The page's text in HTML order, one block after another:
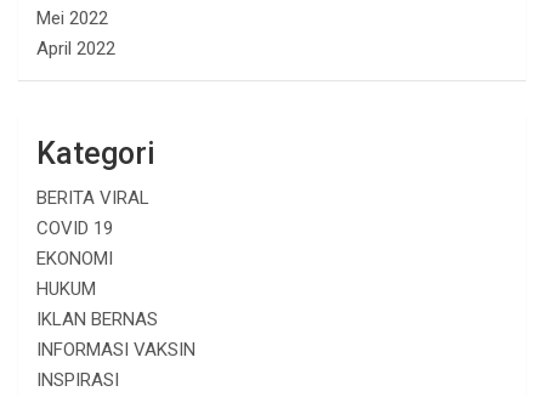
Mei 2022
April 2022
Kategori
BERITA VIRAL
COVID 19
EKONOMI
HUKUM
IKLAN BERNAS
INFORMASI VAKSIN
INSPIRASI